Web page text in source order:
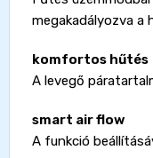
megakadályozva a
komfortos hűtés
A levegő
smart air flow
A funkció